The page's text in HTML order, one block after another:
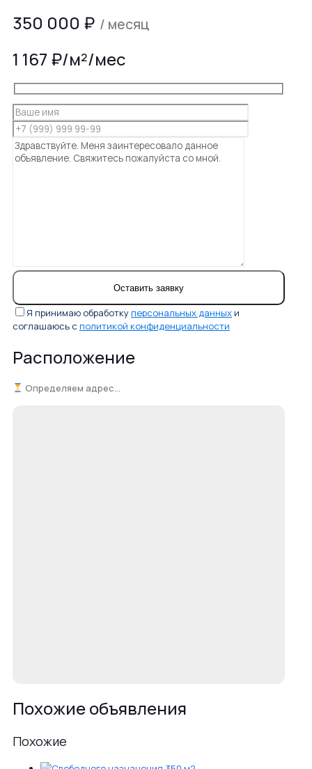
350 000 ₽ / месяц
1 167 ₽/м²/мес
Я принимаю обработкуперсональных данных и
соглашаюсь с политикой конфиденциальности
Расположение
Определяем адрес...
Похожие объявления
Похожие